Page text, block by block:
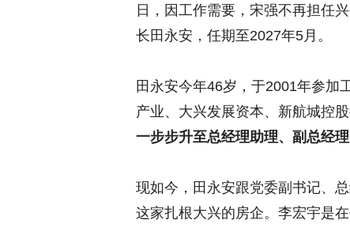
日，因工作需要，宋强不再担任
长田永安，任期至2027年5月。
田永安今年46岁，于2001年参加
产业、大兴发展资本、新航城控股
一步步升至总经理助理、副总经
现如今，田永安跟党委副书记、
这家扎根大兴的房企。李宏宇是